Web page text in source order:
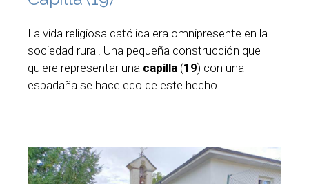
La vida religiosa católica era omnipresente en la
sociedad rural. Una pequeña construcción que
quiere representar una capilla (19) con una
espadaña se hace eco de este hecho.